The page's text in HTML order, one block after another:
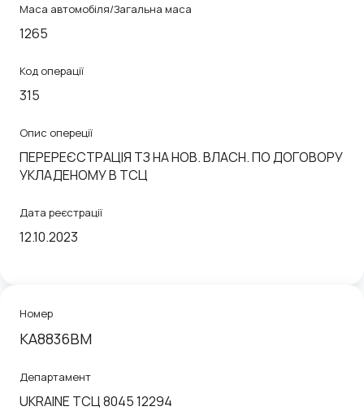
Маса автомобіля/Загальна маса
1265
Код операції
315
Опис опереції
ПЕРЕРЕЄСТРАЦІЯ ТЗ НА НОВ. ВЛАСН. ПО ДОГОВОРУ
УКЛАДЕНОМУ В ТСЦ
Дата реєстрації
12.10.2023
Номер
KA8836BM
Департамент
UKRAINE ТСЦ 8045 12294